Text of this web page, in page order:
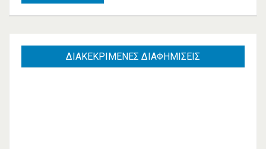
ΔΙΑΚΕΚΡΙΜΕΝΕΣ ΔΙΑΦΗΜΙΣΕΙΣ